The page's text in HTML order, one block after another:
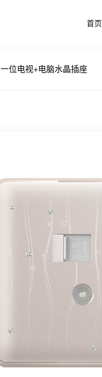
首页
一位电视+电脑水晶插座